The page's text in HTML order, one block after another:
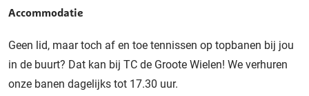
Accommodatie
Geen lid, maar toch af en toe tennissen op topbanen bij jou
in de buurt? Dat kan bij TC de Groote Wielen! We verhuren
onze banen dagelijks tot 17.30 uur.